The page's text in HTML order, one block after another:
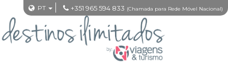
PT +351 965 594 833 (Chamada para Rede Móvel Nacional)